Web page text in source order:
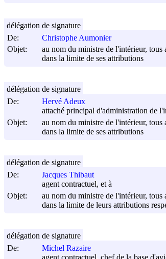
De:
Christophe Aumonier
Objet:
au nom du ministre de l'intérieur, tous
dans la limite de ses attributions
délégation de signature
De:
Hervé Adeux
attaché principal d'administration de
Objet:
au nom du ministre de l'intérieur, tous
dans la limite de ses attributions
délégation de signature
De:
Jacques Thibaut
agent contractuel, et à
Objet:
au nom du ministre de l'intérieur, tous
dans la limite de leurs attributions
délégation de signature
De:
Michel Razaire
délégation de signature